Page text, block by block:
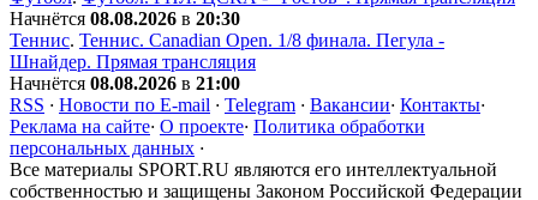
Начнётся 08.08.2026 в 20:30
Теннис. Теннис. Canadian Open. 1/8 финала. Пегула -
Шнайдер. Прямая трансляция
Начнётся 08.08.2026 в 21:00
RSS · Новости по E-mail · Telegram · Вакансии· Контакты·
Реклама на сайте· О проекте· Политика обработки
персональных данных ·
Все материалы SPORT.RU являются его интеллектуальной
собственностью и защищены Законом Российской Федерации